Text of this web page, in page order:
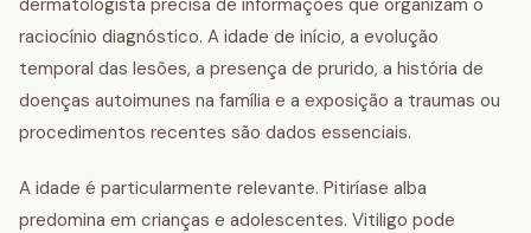
dermatologista precisa de informações que organizam o
raciocínio diagnóstico. A idade de início, a evolução
temporal das lesões, a presença de prurido, a história de
doenças autoimunes na família e a exposição a traumas ou
procedimentos recentes são dados essenciais.
A idade é particularmente relevante. Pitiríase alba
predomina em crianças e adolescentes. Vitiligo pode